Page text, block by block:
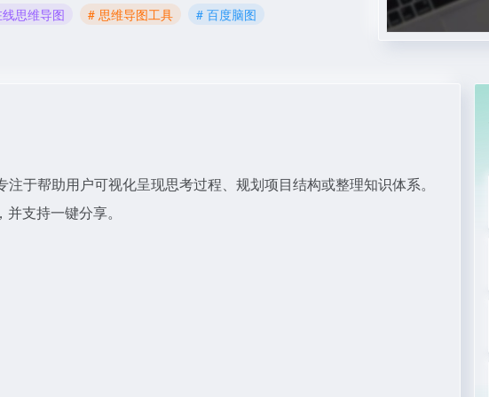
思维导图 # 思维导图工具 # 百度脑图
注于帮助用户可视化呈现思考过程、规划项目结构或整理知识体系。
支持一键分享。